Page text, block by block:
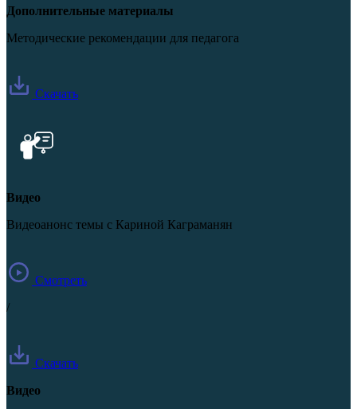
Дополнительные материалы
Методические рекомендации для педагога
Скачать
Видео
Видеоанонс темы с Кариной Каграманян
Смотреть
/
Скачать
Видео